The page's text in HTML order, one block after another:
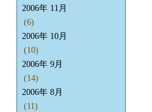
2006年 11月
(6)
2006年 10月
(10)
2006年 9月
(14)
2006年 8月
(11)